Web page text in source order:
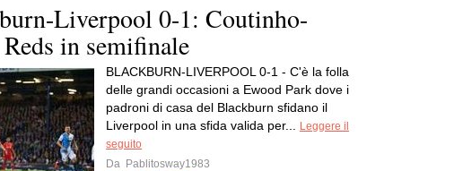
Liverpool 0-1: Coutinho-
in semifinale
BLACKBURN-LIVERPOOL 0-1 - C'è la folla
delle grandi occasioni a Ewood Park dove i
padroni di casa del Blackburn sfidano il
Liverpool in una sfida valida per...
Leggere il
seguito
Da Pablitosway1983